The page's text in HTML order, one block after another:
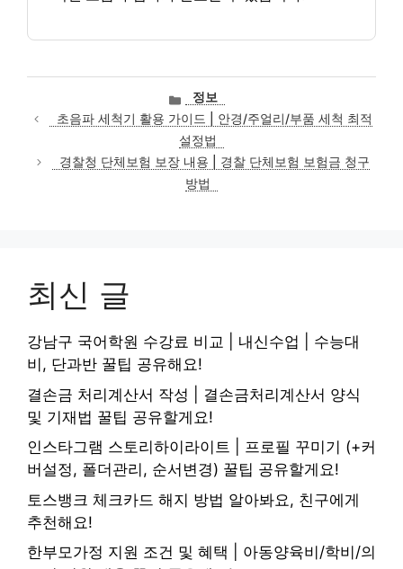
카
테
고
리
정보
초음파 세척기 활용 가이드 | 안경/주얼리/부품 세척 최적
설정법
경찰청 단체보험 보장 내용 | 경찰 단체보험 보험금 청구
방법
최신 글
강남구 국어학원 수강료 비교 | 내신수업 | 수능대
비, 단과반 꿀팁 공유해요!
결손금 처리계산서 작성 | 결손금처리계산서 양식
및 기재법 꿀팁 공유할게요!
인스타그램 스토리하이라이트 | 프로필 꾸미기 (+커
버설정, 폴더관리, 순서변경) 꿀팁 공유할게요!
토스뱅크 체크카드 해지 방법 알아봐요, 친구에게
추천해요!
한부모가정 지원 조건 및 혜택 | 아동양육비/학비/의